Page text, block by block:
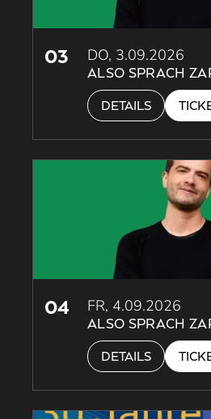
03 DO, 3.09.2026
ALSO SPRACH
DETAILS
04 FR, 4.09.2026
ALSO SPRACH
DETAILS